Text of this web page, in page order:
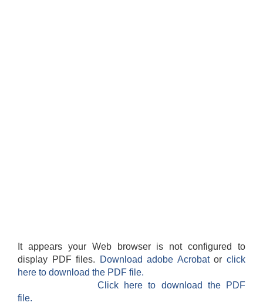
It appears your Web browser is not configured to
display PDF files.
Download adobe Acrobatorclick
here to download the PDF file.
Click here to download the PDF
file.